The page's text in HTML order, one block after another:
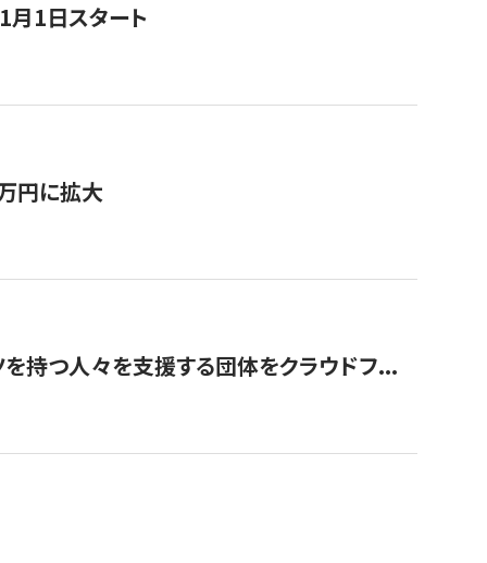
月1日スタート
円に拡大
持つ人々を支援する団体をクラウドフ...